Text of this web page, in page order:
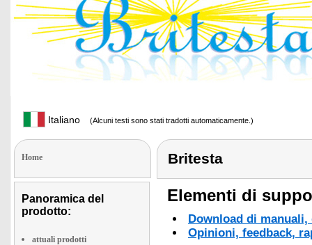
Italiano (Alcuni testi sono stati tradotti automaticamente.)
Home
Panoramica del
prodotto:
attuali prodotti
Britesta
Elementi di
Download di
Opinioni, feedback,